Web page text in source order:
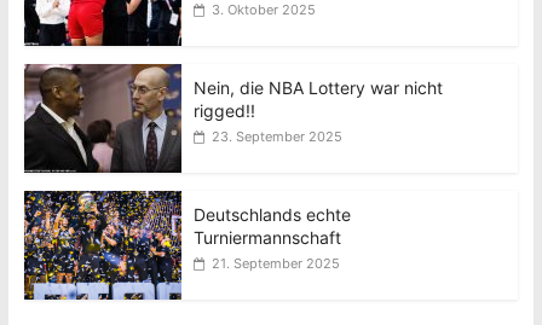
3. Oktober 2025
Nein, die NBA Lottery war nicht
rigged!!
23. September 2025
Deutschlands echte
Turniermannschaft
21. September 2025